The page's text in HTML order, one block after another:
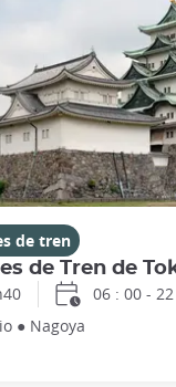
de tren
de Tren de
06 : 00 -
● Nagoya